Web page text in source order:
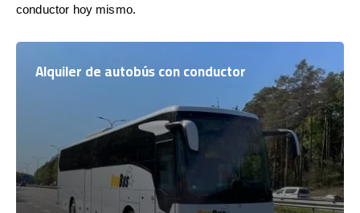
conductor hoy mismo.
Alquiler de autobús con conductor